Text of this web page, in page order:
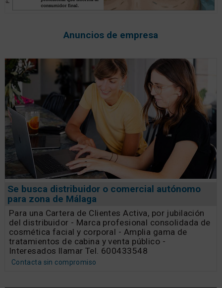
Anuncios de empresa
Se busca distribuidor o comercial autónomo
para zona de Málaga
Para una Cartera de Clientes Activa, por jubilación
del distribuidor - Marca profesional consolidada de
cosmética facial y corporal - Amplia gama de
tratamientos de cabina y venta público -
Interesados llamar Tel. 600433548
Contacta sin compromiso